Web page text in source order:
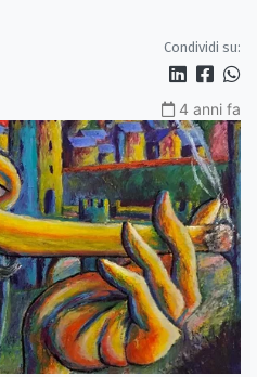
Condividi su:
4 anni fa